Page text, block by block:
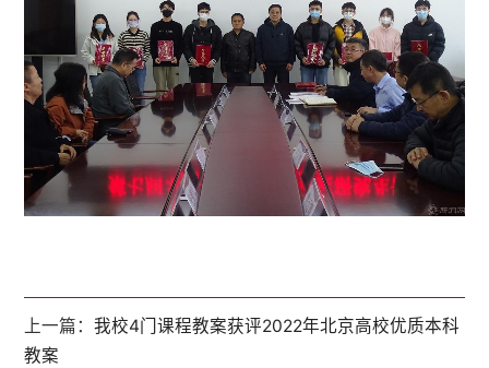
上一篇：我校4门课程教案获评2022年北京高校优质本科
教案